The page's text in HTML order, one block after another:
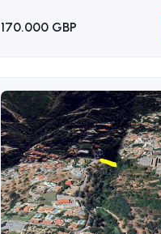
170.000 GBP